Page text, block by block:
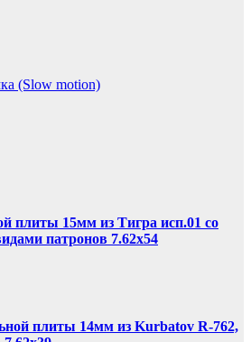
(Slow motion)
плиты 15мм из Тигра исп.01 со
патронов 7.62х54
плиты 14мм из Kurbatov R-762,